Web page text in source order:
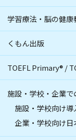
学習療法・脳の健
くもん出版
TOEFL Primary® /
施設・学校・企業で
施設・学校向け導
企業・学校向け日